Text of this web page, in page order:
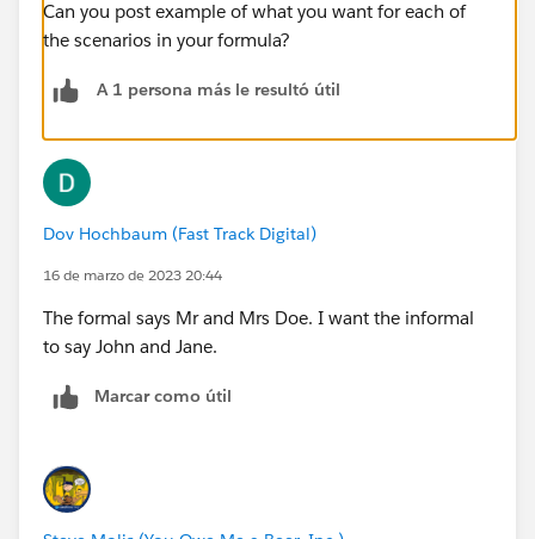
Can you post example of what you want for each of
the scenarios in your formula?
A 1 persona más le resultó útil
Dov Hochbaum (Fast Track Digital)
16 de marzo de 2023 20:44
The formal says Mr and Mrs Doe. I want the informal
to say John and Jane.
Marcar como útil